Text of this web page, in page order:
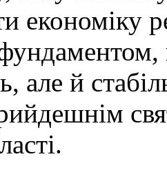
економіку
але й